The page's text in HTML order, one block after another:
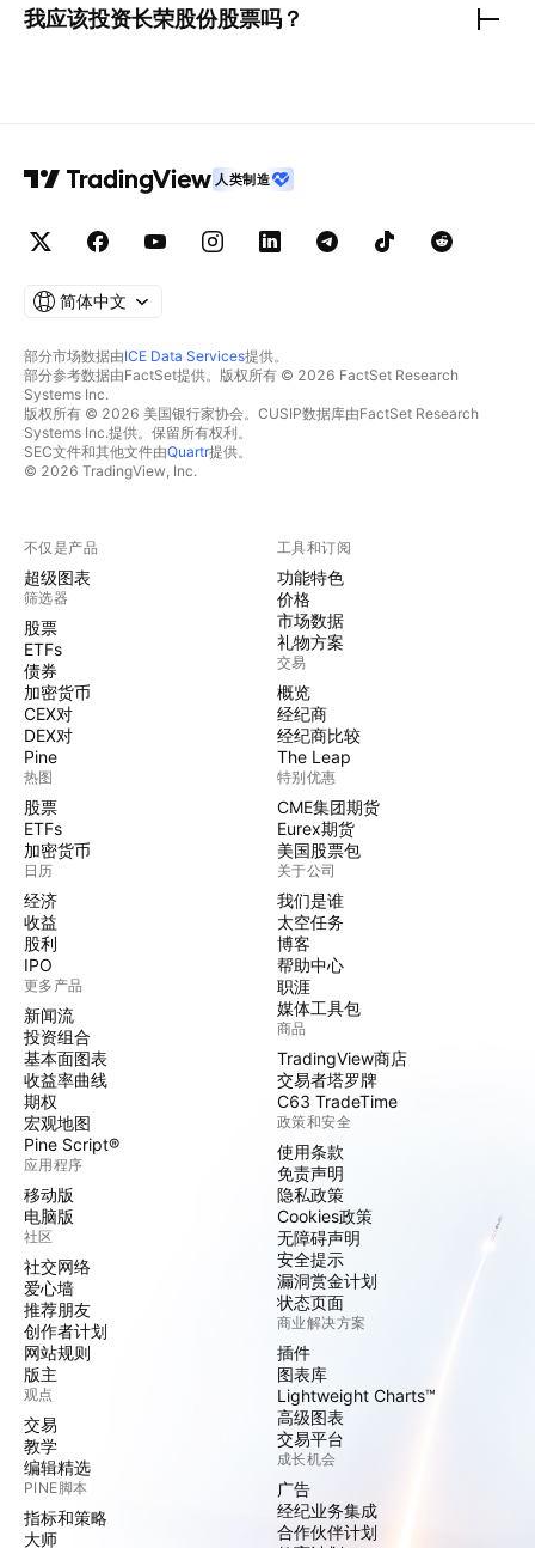
我应该投资长荣股份股票吗？
人类制造
简体中文
部分市场数据由ICE Data Services提供。
部分参考数据由FactSet提供。版权所有 © 2026 FactSet Research
Systems Inc.
版权所有 © 2026 美国银行家协会。CUSIP数据库由FactSet Research
Systems Inc.提供。保留所有权利。
SEC文件和其他文件由Quartr提供。
© 2026 TradingView, Inc.
不仅是产品
超级图表
筛选器
股票
ETFs
债券
加密货币
CEX对
DEX对
Pine
热图
股票
ETFs
加密货币
日历
经济
收益
股利
IPO
更多产品
新闻流
投资组合
基本面图表
收益率曲线
期权
宏观地图
Pine Script®
应用程序
移动版
电脑版
社区
社交网络
爱心墙
推荐朋友
创作者计划
网站规则
版主
观点
交易
教学
编辑精选
PINE脚本
指标和策略
大师
工具和订阅
功能特色
价格
市场数据
礼物方案
交易
概览
经纪商
经纪商比较
The Leap
特别优惠
CME集团期货
Eurex期货
美国股票包
关于公司
我们是谁
太空任务
博客
帮助中心
职涯
媒体工具包
商品
TradingView商店
交易者塔罗牌
C63 TradeTime
政策和安全
使用条款
免责声明
隐私政策
Cookies政策
无障碍声明
安全提示
漏洞赏金计划
状态页面
商业解决方案
插件
图表库
Lightweight Charts™
高级图表
交易平台
成长机会
广告
经纪业务集成
合作伙伴计划